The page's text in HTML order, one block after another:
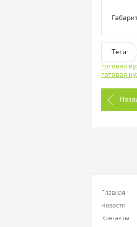
Теги:
готовая
готовая
Главная
Новости
Контакты